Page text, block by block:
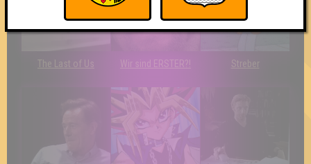
The Last of Us Wir sind ERSTER?! Streber